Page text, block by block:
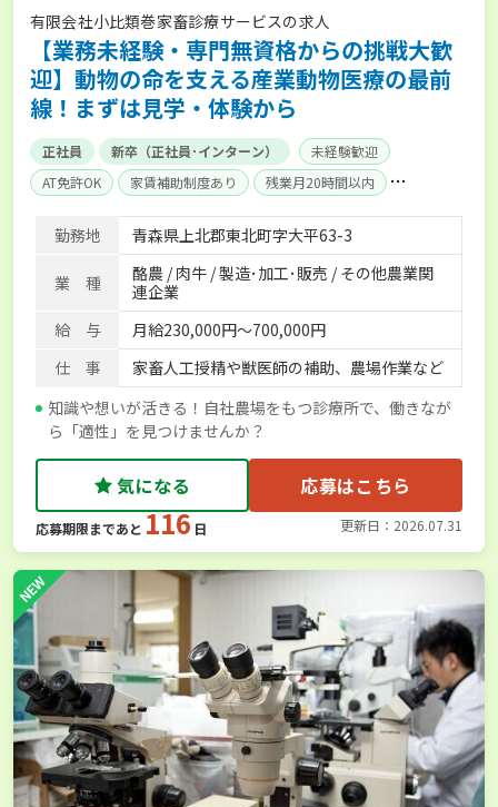
有限会社小比類巻家畜診療サービスの求人
【業務未経験・専門無資格からの挑戦大歓
迎】動物の命を支える産業動物医療の最前
線！まずは見学・体験から
正社員 新卒（正社員･インターン）
未経験歓迎
AT免許OK
家賃補助制度あり
残業月20時間以内
賞与実績あり
年間休日100日以上 社会保険完備
勤務地 青森県上北郡東北町字大平63-3
業 種
酪農 / 肉牛 / 製造･加工･販売 / その他農業関
連企業
給 与
月給230,000円～700,000円
仕 事
家畜人工授精や獣医師の補助、農場作業など
知識や想いが活きる！自社農場をもつ診療所で、働きなが
ら「適性」を見つけませんか？
気になる 応募はこちら
応募期限まであと 116 日 更新日：2026.07.31
NEW